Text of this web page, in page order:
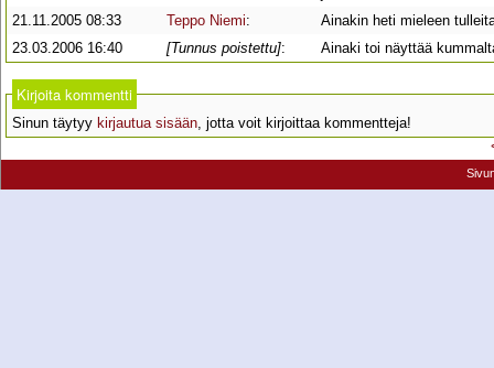
21.11.2005 08:33
Teppo Niemi:
Ainakin heti mieleen
23.03.2006 16:40
[Tunnus poistettu]: Ainaki toi näyttää
Kirjoita kommentti
Sinun täytyy kirjautua sisään, jotta voit kirjoittaa kommentteja!